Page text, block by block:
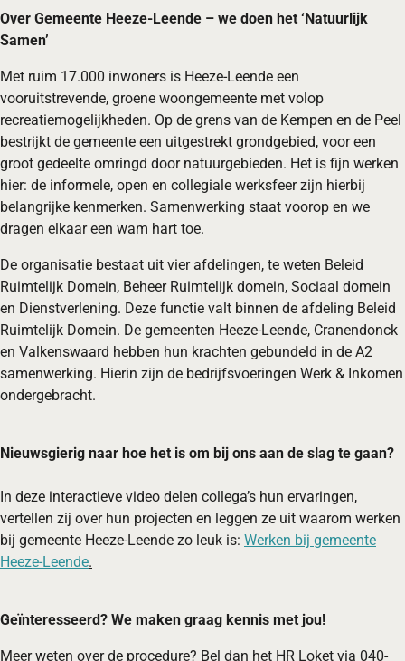
Over Gemeente Heeze-Leende – we doen het ‘Natuurlijk
Samen’
Met ruim 17.000 inwoners is Heeze-Leende een
vooruitstrevende, groene woongemeente met volop
recreatiemogelijkheden. Op de grens van de Kempen en de Peel
bestrijkt de gemeente een uitgestrekt grondgebied, voor een
groot gedeelte omringd door natuurgebieden. Het is fijn werken
hier: de informele, open en collegiale werksfeer zijn hierbij
belangrijke kenmerken. Samenwerking staat voorop en we
dragen elkaar een wam hart toe.
De organisatie bestaat uit vier afdelingen, te weten Beleid
Ruimtelijk Domein, Beheer Ruimtelijk domein, Sociaal domein
en Dienstverlening. Deze functie valt binnen de afdeling Beleid
Ruimtelijk Domein. De gemeenten Heeze-Leende, Cranendonck
en Valkenswaard hebben hun krachten gebundeld in de A2
samenwerking. Hierin zijn de bedrijfsvoeringen Werk & Inkomen
ondergebracht.
Nieuwsgierig naar hoe het is om bij ons aan de slag te gaan?
In deze interactieve video delen collega’s hun ervaringen,
vertellen zij over hun projecten en leggen ze uit waarom werken
bij gemeente Heeze-Leende zo leuk is: Werken bij gemeente
Heeze-Leende.
Geïnteresseerd? We maken graag kennis met jou!
Meer weten over de procedure? Bel dan het HR Loket via 040-